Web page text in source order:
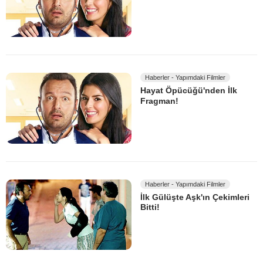
Haberler - Yapımdaki Filmler
Hayat Öpücüğü'nden İlk
Fragman!
Haberler - Yapımdaki Filmler
İlk Gülüşte Aşk'ın Çekimleri
Bitti!